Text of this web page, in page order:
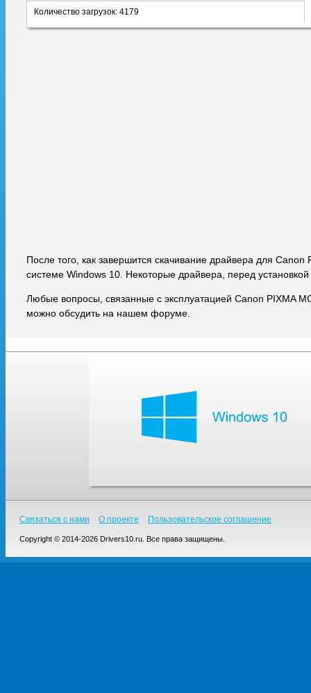
Количество загрузок: 4179
После того, как завершится скачивание драйвера для
системе Windows 10. Некоторые драйвера, перед
Любые вопросы, связанные с эксплуатацией Canon PIXMA
можно обсудить на нашем форуме.
Связаться с нами О проекте Пользовательское соглашение
Copyright © 2014-2026 Drivers10.ru. Все права защищены.